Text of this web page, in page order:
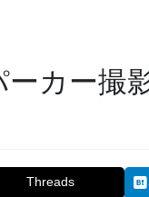
カー撮
Threads